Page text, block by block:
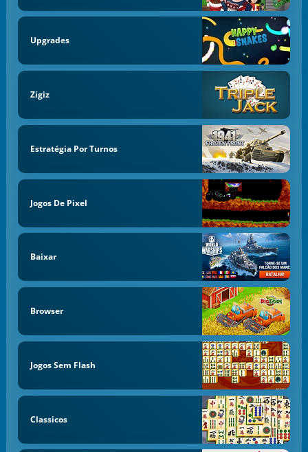
Upgrades
Zigiz
Estratégia Por Turnos
Jogos De Pixel
Baixar
Browser
Jogos Sem Flash
Classicos